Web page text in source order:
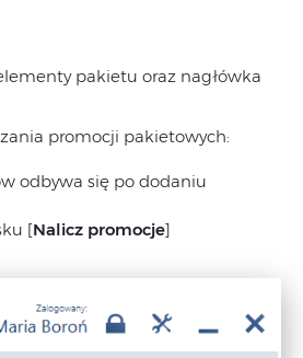
pakietu oraz nagłówka
promocji pakietowych:
odbywa się po dodaniu
[Nalicz promocje]